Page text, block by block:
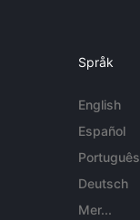
Språk
English
Español
Português
Deutsch
Mer...